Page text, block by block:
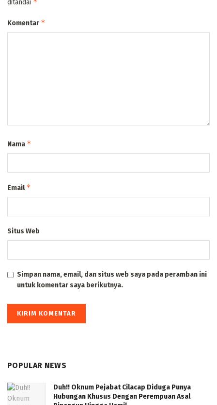
ditandai
Komentar *
Nama *
Email*
Situs Web
Simpan nama, email, dan situs web saya pada peramban ini
untuk komentar saya berikutnya.
POPULAR NEWS
Duh!! Oknum Pejabat Cilacap Diduga Punya
Hubungan Khusus Dengan Perempuan Asal